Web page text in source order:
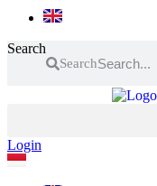
Search
Search
Login